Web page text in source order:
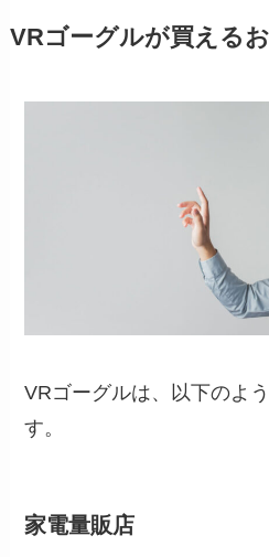
VRゴーグルが買える
VRゴーグルは、以下のよ
す。
家電量販店